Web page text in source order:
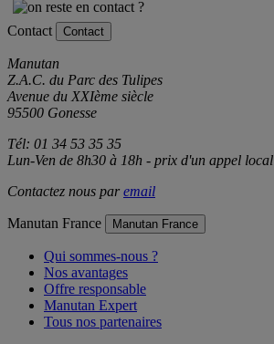
Contact Contact
Manutan
Z.A.C. du Parc des Tulipes
Avenue du XXIème siècle
95500 Gonesse
Tél: 01 34 53 35 35
Lun-Ven de 8h30 à 18h - prix d'un appel local
Contactez nous paremail
Manutan France Manutan France
Qui sommes-nous ?
Nos avantages
Offre responsable
Manutan Expert
Tous nos partenaires